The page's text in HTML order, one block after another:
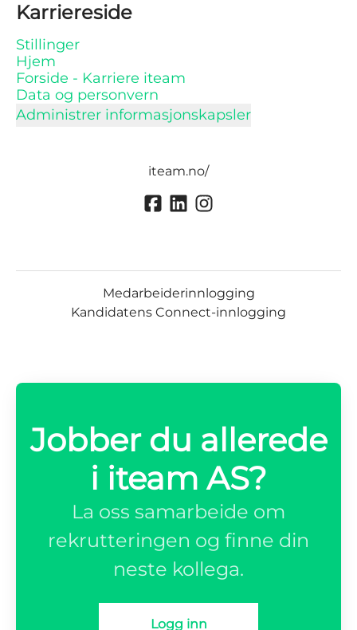
Karriereside
Stillinger
Hjem
Forside - Karriere iteam
Data og personvern
Administrer informasjonskapsler
iteam.no/
Medarbeiderinnlogging
Kandidatens Connect-innlogging
Jobber du allerede
i iteam AS?
La oss samarbeide om
rekrutteringen og finne din
neste kollega.
Logg inn